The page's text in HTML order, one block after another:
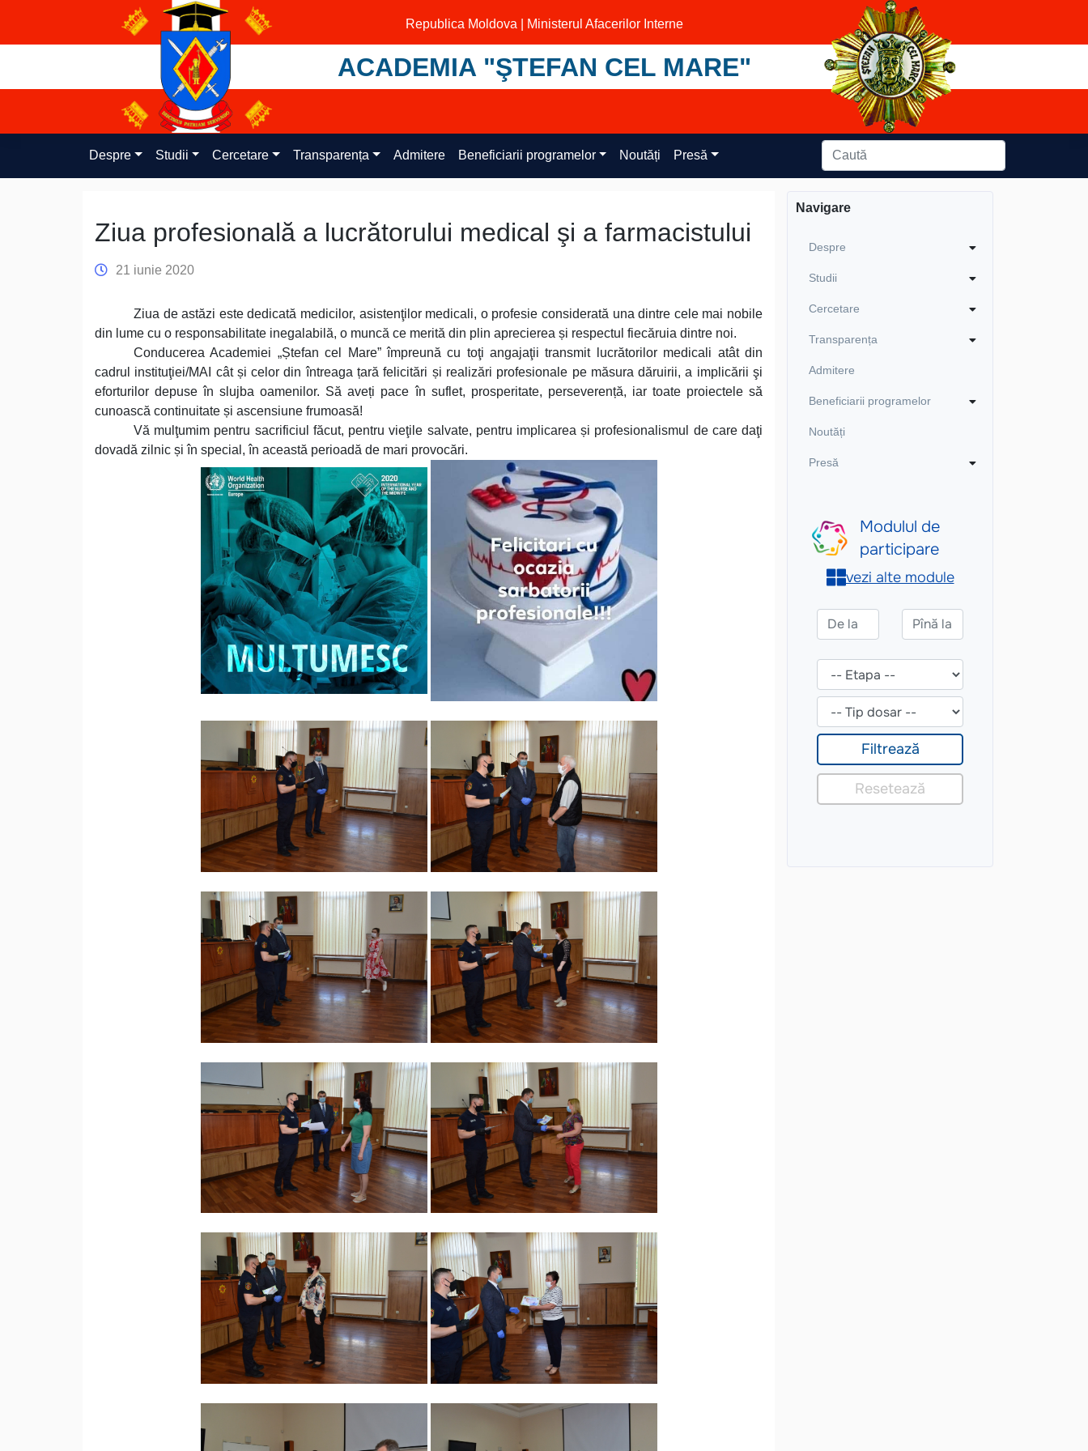
content
Republica Moldova | Ministerul Afacerilor Interne
ACADEMIA "ŞTEFAN CEL MARE"
Despre Studii Cercetare Transparența Admitere Beneficiarii programelor Noutăți Presă
Ziua profesională a lucrătorului medical şi a farmacistului
21 iunie 2020
Ziua de astăzi este dedicată medicilor, asistenţilor medicali, o profesie considerată una dintre cele mai nobile
din lume cu o responsabilitate inegalabilă, o muncă ce merită din plin aprecierea și respectul fiecăruia dintre noi.
Conducerea Academiei „Ștefan cel Mare” împreună cu toţi angajaţii transmit lucrătorilor medicali atât din
cadrul instituţiei/MAI cât și celor din întreaga țară felicitări și realizări profesionale pe măsura dăruirii, a implicării şi
eforturilor depuse în slujba oamenilor. Să aveți pace în suflet, prosperitate, perseverență, iar toate proiectele să
cunoască continuitate și ascensiune frumoasă!
Vă mulţumim pentru sacrificiul făcut, pentru vieţile salvate, pentru implicarea și profesionalismul de care daţi
dovadă zilnic și în special, în această perioadă de mari provocări.
Navigare
Despre
Studii
Cercetare
Transparența
Admitere
Beneficiarii programelor
Noutăți
Presă